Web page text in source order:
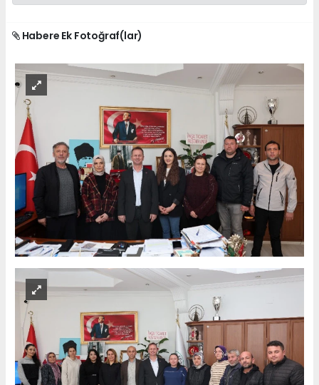
Habere Ek Fotoğraf(lar)